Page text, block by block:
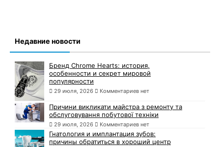
Недавние новости
Бренд Chrome Hearts: история,
особенности и секрет мировой
популярности
29 июля, 2026 Комментариев нет
Причини викликати майстра з ремонту та
обслуговування побутової техніки
29 июля, 2026 Комментариев нет
Гнатология и имплантация зубов:
причины обратиться в хороший центр